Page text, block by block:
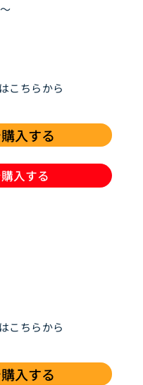
こちらから
入する
入する
こちらから
入する